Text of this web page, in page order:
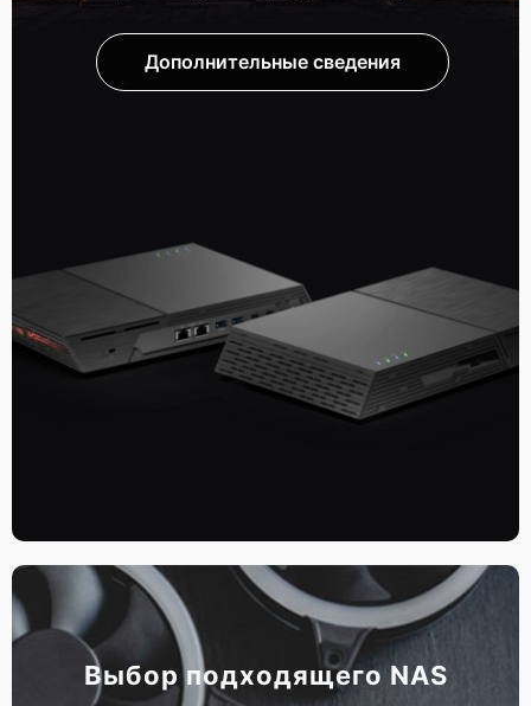
Дополнительные сведения
Выбор подходящего NAS